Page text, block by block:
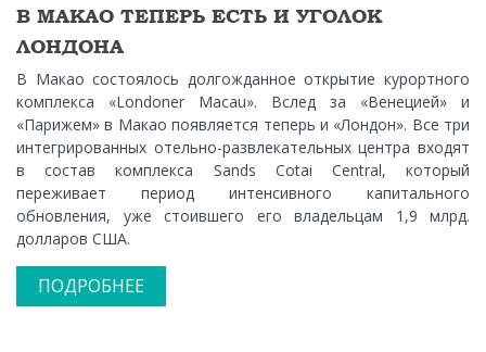
В МАКАО ТЕПЕРЬ ЕСТЬ И УГОЛОК
ЛОНДОНА
В Макао состоялось долгожданное открытие курортного
комплекса «Londoner Macau». Вслед за «Венецией» и
«Парижем» в Макао появляется теперь и «Лондон». Все три
интегрированных отельно-развлекательных центра входят
в состав комплекса Sands Cotai Central, который
переживает период интенсивного капитального
обновления, уже стоившего его владельцам 1,9 млрд.
долларов США.
ПОДРОБНЕЕ